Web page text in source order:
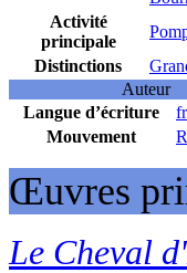
Activité
principale
Distinctions
Auteur
Langue d’écriture
Mouvement
Œuvres
Le Cheval